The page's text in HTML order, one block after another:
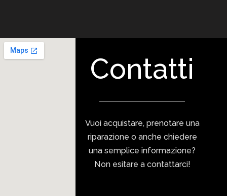
Contatti
Vuoi acquistare, prenotare una
riparazione o anche chiedere
una semplice informazione?
Non esitare a contattarci!